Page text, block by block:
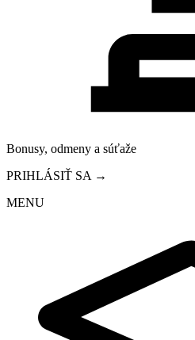
Bonusy, odmeny a súťaže
PRIHLÁSIŤ SA →
MENU